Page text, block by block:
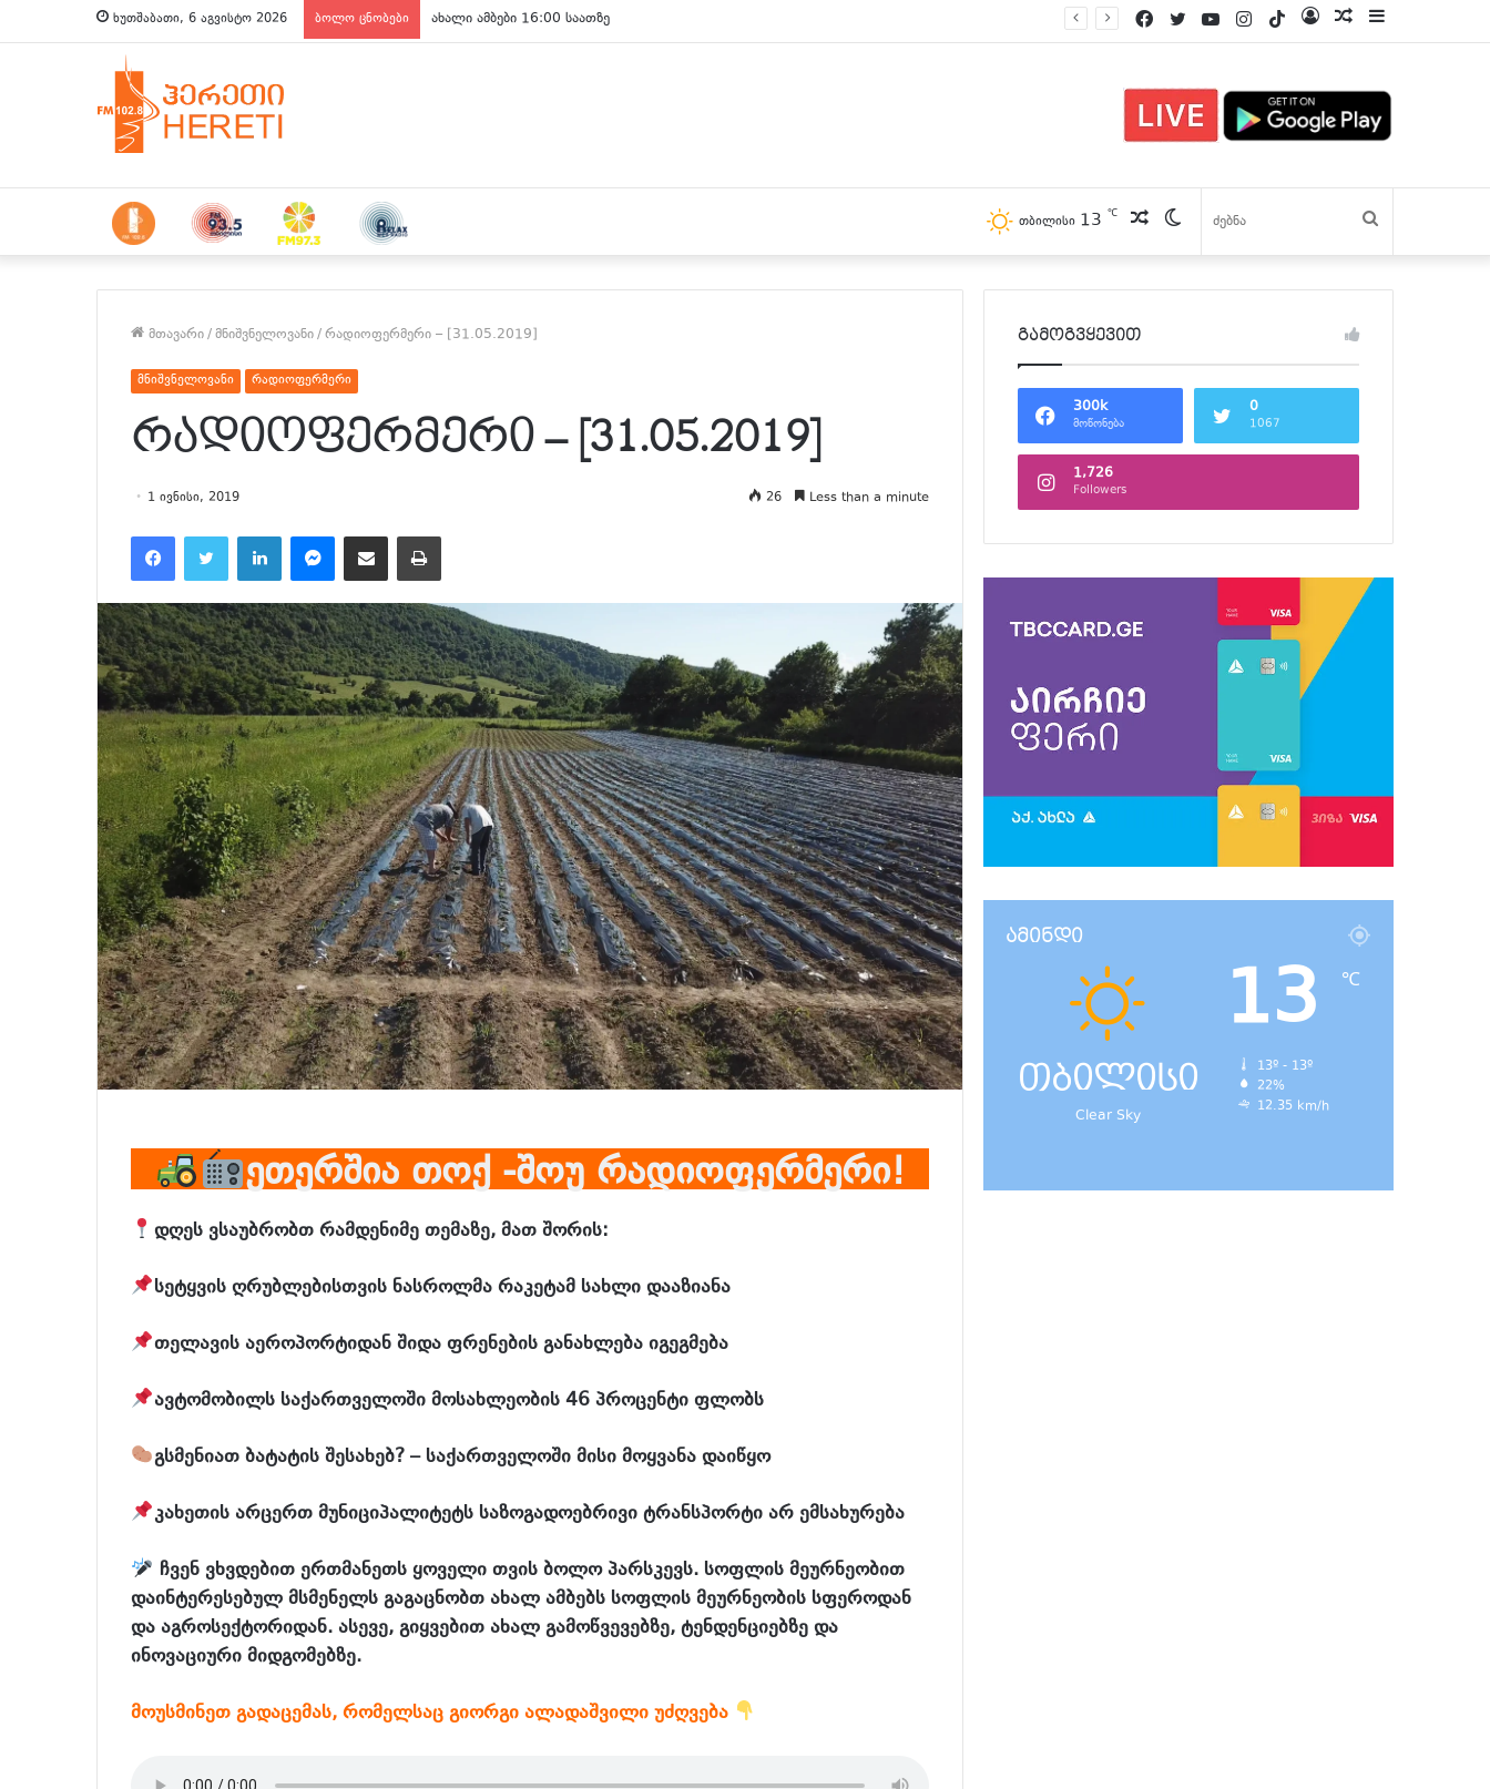
ხუთშაბათი, 6 აგვისტო 2026 ბოლო ცნობები ახალი ამბები 15:00 საათზე Sidebar
პოსტები
Log
TikTok
Instagram
YouTube
Twitter
Facebook
ძებნა
Switch
skin
პოსტები
თბილისი 13 ℃
მთავარი/მნიშვნელოვანი/რადიოფერმერი – [31.05.2019]
მნიშვნელოვანი რადიოფერმერი
რადიოფერმერი – [31.05.2019]
1 ივნისი, 2019 26 Less than a minute
FacebookTwitter LinkedInMessengerმეილზე გაზიარებაამობეჭვდა
ეთერშია თოქ -შოუ რადიოფერმერი!
დღეს ვსაუბრობთ რამდენიმე თემაზე, მათ შორის:
სეტყვის ღრუბლებისთვის ნასროლმა რაკეტამ სახლი დააზიანა
თელავის აეროპორტიდან შიდა ფრენების განახლება იგეგმება
ავტომობილს საქართველოში მოსახლეობის 46 პროცენტი ფლობს
გსმენიათ ბატატის შესახებ? – საქართველოში მისი მოყვანა დაიწყო
კახეთის არცერთ მუნიციპალიტეტს საზოგადოებრივი ტრანსპორტი არ ემსახურება
ჩვენ ვხვდებით ერთმანეთს ყოველი თვის ბოლო პარსკევს. სოფლის მეურნეობით
დაინტერესებულ მსმენელს გაგაცნობთ ახალ ამბებს სოფლის მეურნეობის სფეროდან
და აგროსექტორიდან. ასევე, გიყვებით ახალ გამოწვევებზე, ტენდენციებზე და
ინოვაციური მიდგომებზე.
მოუსმინეთ გადაცემას, რომელსაც გიორგი ალადაშვილი უძღვება
გამოგვყევით
300k
მოწონება
0
1067
1,726
Followers
ამინდი
თბილისი
Clear Sky
13 ℃
13º - 13º
22%
12.35 km/h